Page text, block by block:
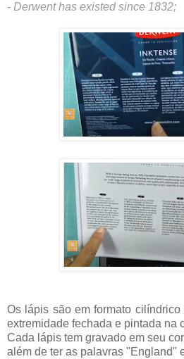
- Derwent has existed since 1832;
Os lápis são em formato
extremidade fechada e pintada na
Cada lápis tem gravado em seu
além de ter as palavras "England"